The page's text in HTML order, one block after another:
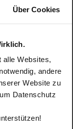
Über Cookies
alle Websites,
andere
Website zu
Datenschutz